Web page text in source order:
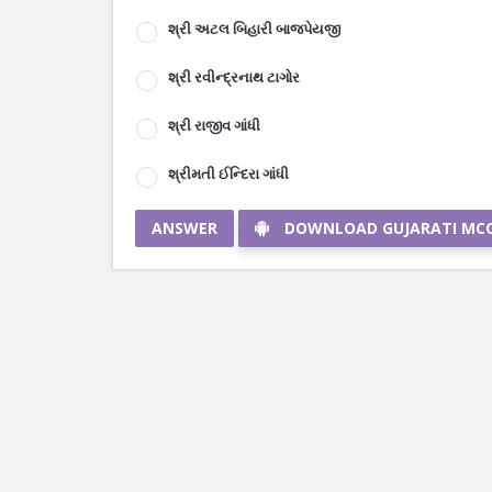
શ્રી અટલ બિહારી બાજપેયજી
શ્રી રવીન્દ્રનાથ ટાગોર
શ્રી રાજીવ ગાંધી
શ્રીમતી ઈન્દિરા ગાંધી
ANSWER DOWNLOAD GUJARATI